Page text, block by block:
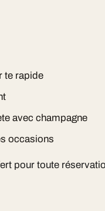
te rapide
avec champagne
occasions
pour toute